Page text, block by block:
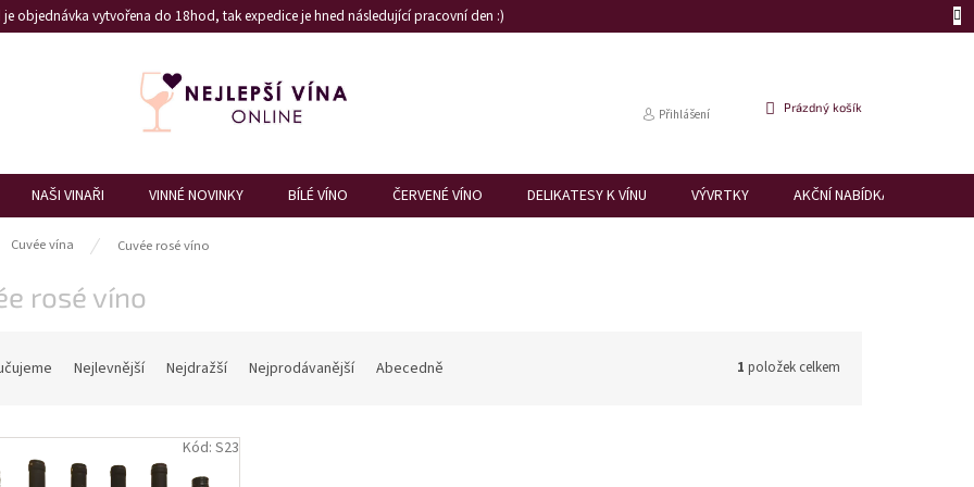
objednávka vytvořena do 18hod, tak expedice je hned následující pracovní den :)
Přihlášení
NÁKUPNÍ
Prázdný košík
NAŠI VINAŘI VINNÉ NOVINKY BÍLÉ VÍNO ČERVENÉ VÍNO DELIKATESY K VÍNU VÝVRTKY AKČNÍ NABÍDKA
Cuvée vína Cuvée rosé víno
rosé víno
Nejlevnější Nejdražší Nejprodávanější Abecedně 1 položek celkem
Kód: S23